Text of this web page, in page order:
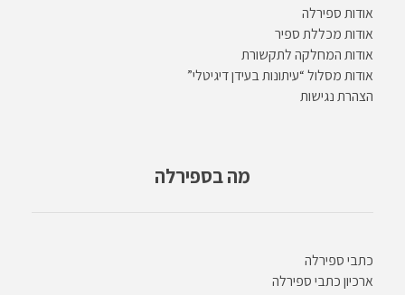
אודות ספירלה
אודות מכללת ספיר
אודות המחלקה לתקשורת
אודות מסלול “עיתונות בעידן דיגיטלי”
הצהרת נגישות
מה בספירלה
כתבי ספירלה
ארכיון כתבי ספירלה